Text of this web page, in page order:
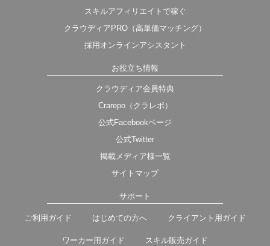
スキルアフィリエイトで稼ぐ
クラウディアPRO（高単価マッチング）
採用オンラインアシスタント
お役立ち情報
クラウディア会員特典
Crarepo（クラレポ）
公式Facebookページ
公式Twitter
掲載メディア様一覧
サイトマップ
サポート
ご利用ガイド はじめての方へ クライアント用ガイド
ワーカー用ガイド スキル販売ガイド